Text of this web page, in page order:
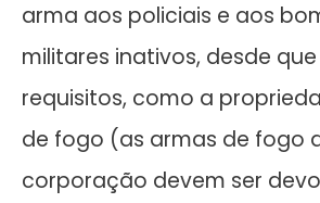
arma aos policiais e aos
militares inativos, desde
requisitos, como a
de fogo (as armas de fogo
corporação devem ser